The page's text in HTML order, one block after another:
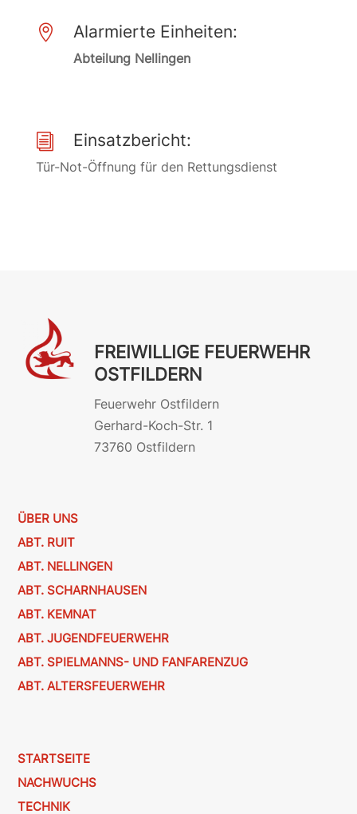
 Alarmierte Einheiten:
Abteilung Nellingen
i Einsatzbericht:
Tür-Not-Öffnung für den Rettungsdienst
FREIWILLIGE FEUERWEHR
OSTFILDERN
Feuerwehr Ostfildern
Gerhard-Koch-Str. 1
73760 Ostfildern
ÜBER UNS
ABT. RUIT
ABT. NELLINGEN
ABT. SCHARNHAUSEN
ABT. KEMNAT
ABT. JUGENDFEUERWEHR
ABT. SPIELMANNS- UND FANFARENZUG
ABT. ALTERSFEUERWEHR
STARTSEITE
NACHWUCHS
TECHNIK